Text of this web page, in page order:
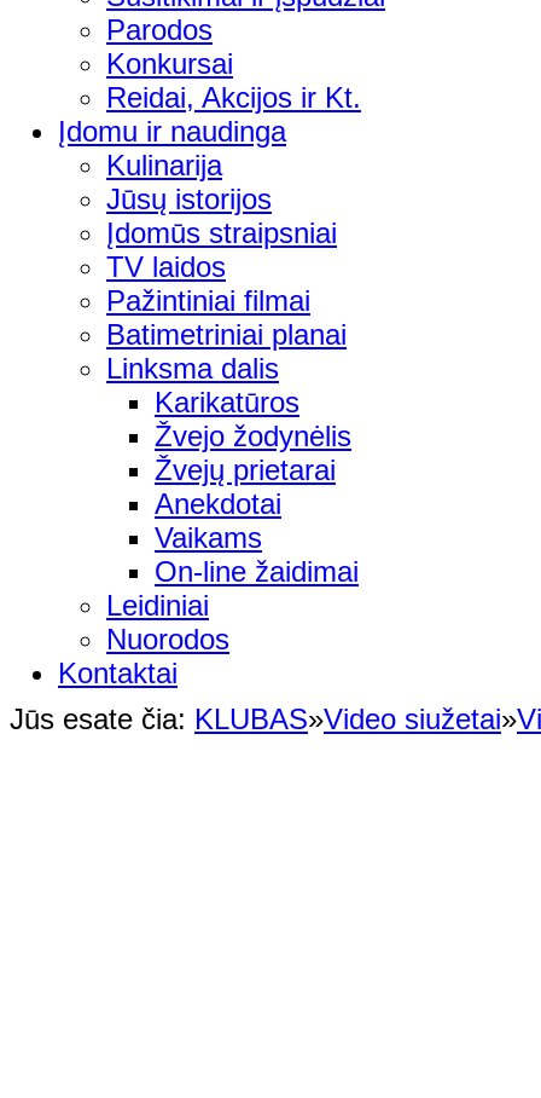
Parodos
Konkursai
Reidai, Akcijos ir Kt.
Įdomu ir naudinga
Kulinarija
Jūsų istorijos
Įdomūs straipsniai
TV laidos
Pažintiniai filmai
Batimetriniai planai
Linksma dalis
Karikatūros
Žvejo žodynėlis
Žvejų prietarai
Anekdotai
Vaikams
On-line žaidimai
Leidiniai
Nuorodos
Kontaktai
Jūs esate čia: KLUBAS»Video siužetai»